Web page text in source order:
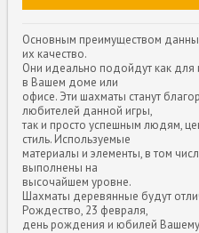
Основным преимуществом
их качество.
Они идеально подойдут как для
в Вашем доме или
офисе. Эти шахматы станут
любителей данной игры,
так и просто успешным людям,
стиль. Используемые
материалы и элементы, в том
выполнены на
высочайшем уровне.
Шахматы деревянные будут
Рождество, 23 февраля,
день рождения и юбилей Вашему